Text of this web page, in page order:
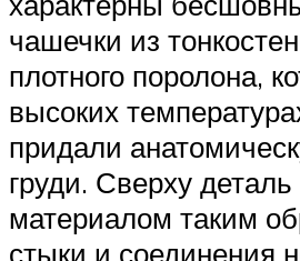
чашечки из
плотного поролона,
высоких
придали
груди. Сверху
материалом таким
стыки и соединения